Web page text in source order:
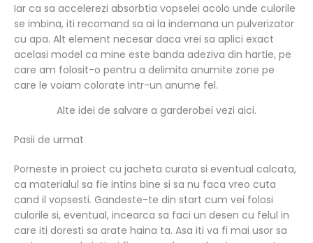
Iar ca sa accelerezi absorbtia vopselei acolo unde culorile
se imbina, iti recomand sa ai la indemana un pulverizator
cu apa. Alt element necesar daca vrei sa aplici exact
acelasi model ca mine este banda adeziva din hartie, pe
care am folosit-o pentru a delimita anumite zone pe
care le voiam colorate intr-un anume fel.
Alte idei de salvare a garderobei vezi aici.
Pasii de urmat
Porneste in proiect cu jacheta curata si eventual calcata,
ca materialul sa fie intins bine si sa nu faca vreo cuta
cand il vopsesti. Gandeste-te din start cum vei folosi
culorile si, eventual, incearca sa faci un desen cu felul in
care iti doresti sa arate haina ta. Asa iti va fi mai usor sa